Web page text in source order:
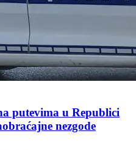
putevima u Republici
nezgode